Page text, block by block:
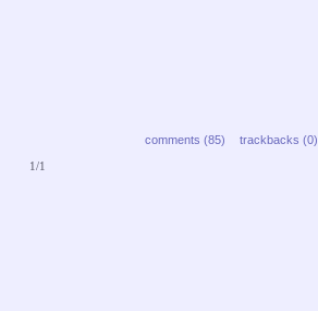
comments (85)
trackbacks (0)
1/1